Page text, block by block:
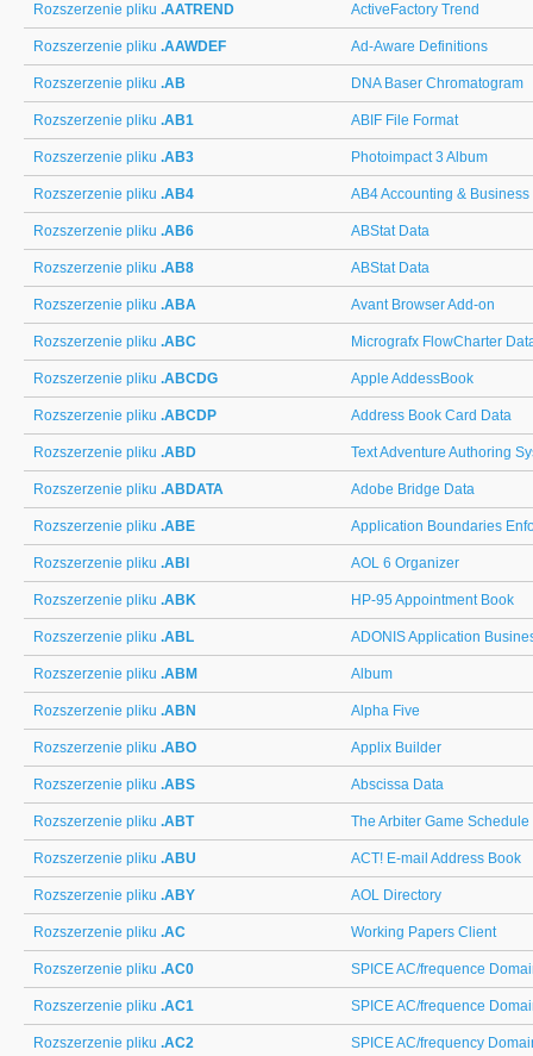
Rozszerzenie pliku .AATREND ActiveFactory Trend
Rozszerzenie pliku .AAWDEF Ad-Aware Definitions
Rozszerzenie pliku .AB DNA Baser Chromatogram
Rozszerzenie pliku .AB1 ABIF File Format
Rozszerzenie pliku .AB3 Photoimpact 3 Album
Rozszerzenie pliku .AB4 AB4 Accounting & Business
Rozszerzenie pliku .AB6 ABStat Data
Rozszerzenie pliku .AB8 ABStat Data
Rozszerzenie pliku .ABA Avant Browser Add-on
Rozszerzenie pliku .ABC Micrografx FlowCharter
Rozszerzenie pliku .ABCDG Apple AddessBook
Rozszerzenie pliku .ABCDP Address Book Card Data
Rozszerzenie pliku .ABD Text Adventure Authoring
Rozszerzenie pliku .ABDATA Adobe Bridge Data
Rozszerzenie pliku .ABE Application Boundaries
Rozszerzenie pliku .ABI AOL 6 Organizer
Rozszerzenie pliku .ABK HP-95 Appointment Book
Rozszerzenie pliku .ABL ADONIS Application
Rozszerzenie pliku .ABM Album
Rozszerzenie pliku .ABN Alpha Five
Rozszerzenie pliku .ABO Applix Builder
Rozszerzenie pliku .ABS Abscissa Data
Rozszerzenie pliku .ABT The Arbiter Game Schedule
Rozszerzenie pliku .ABU ACT! E-mail Address Book
Rozszerzenie pliku .ABY AOL Directory
Rozszerzenie pliku .AC Working Papers Client
Rozszerzenie pliku .AC0 SPICE AC/frequence
Rozszerzenie pliku .AC1 SPICE AC/frequence
Rozszerzenie pliku .AC2 SPICE AC/frequency